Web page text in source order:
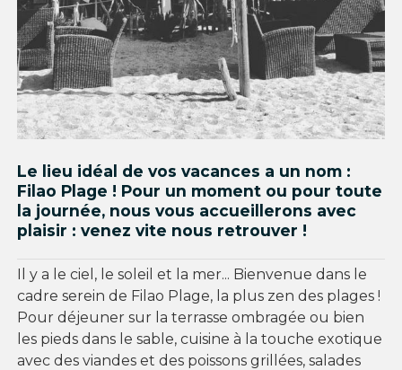
Le lieu idéal de vos vacances a un nom :
Filao Plage ! Pour un moment ou pour toute
la journée, nous vous accueillerons avec
plaisir : venez vite nous retrouver !
Il y a le ciel, le soleil et la mer... Bienvenue dans le
cadre serein de Filao Plage, la plus zen des plages !
Pour déjeuner sur la terrasse ombragée ou bien
les pieds dans le sable, cuisine à la touche exotique
avec des viandes et des poissons grillées, salades